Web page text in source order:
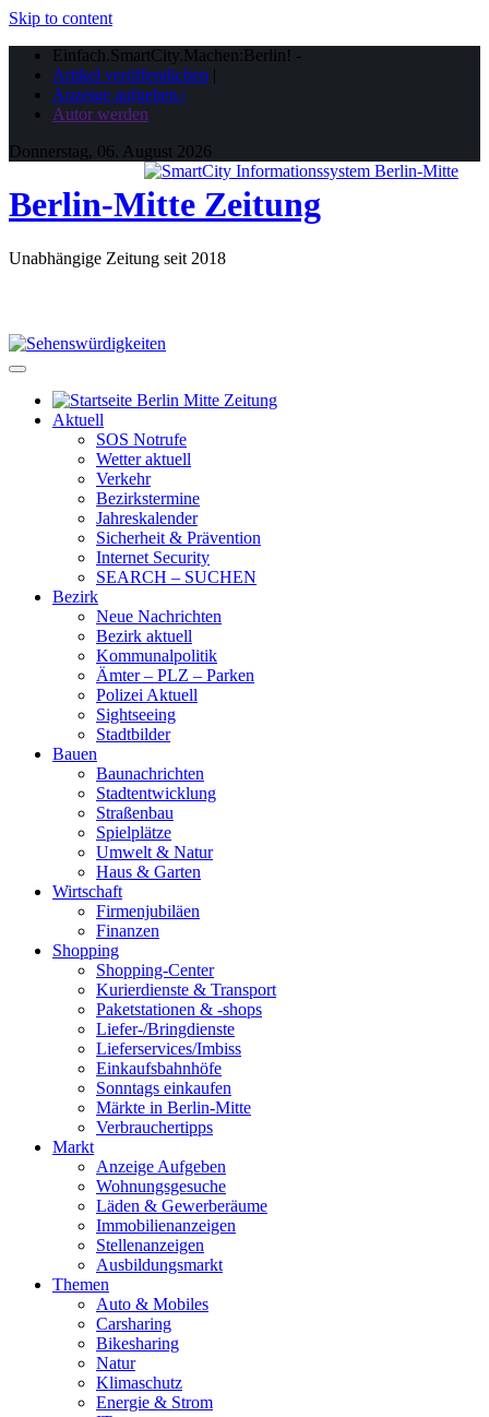
Skip to content
Einfach.SmartCity.Machen:Berlin! -
Artikel veröffentlichen |
Anzeige aufgeben |
Autor werden
Donnerstag, 06. August 2026
Berlin-Mitte Zeitung
Unabhängige Zeitung seit 2018
Aktuell
SOS Notrufe
Wetter aktuell
Verkehr
Bezirkstermine
Jahreskalender
Sicherheit & Prävention
Internet Security
SEARCH – SUCHEN
Bezirk
Neue Nachrichten
Bezirk aktuell
Kommunalpolitik
Ämter – PLZ – Parken
Polizei Aktuell
Sightseeing
Stadtbilder
Bauen
Baunachrichten
Stadtentwicklung
Straßenbau
Spielplätze
Umwelt & Natur
Haus & Garten
Wirtschaft
Firmenjubiläen
Finanzen
Shopping
Shopping-Center
Kurierdienste & Transport
Paketstationen & -shops
Liefer-/Bringdienste
Lieferservices/Imbiss
Einkaufsbahnhöfe
Sonntags einkaufen
Märkte in Berlin-Mitte
Verbrauchertipps
Markt
Anzeige Aufgeben
Wohnungsgesuche
Läden & Gewerberäume
Immobilienanzeigen
Stellenanzeigen
Ausbildungsmarkt
Themen
Auto & Mobiles
Carsharing
Bikesharing
Natur
Klimaschutz
Energie & Strom